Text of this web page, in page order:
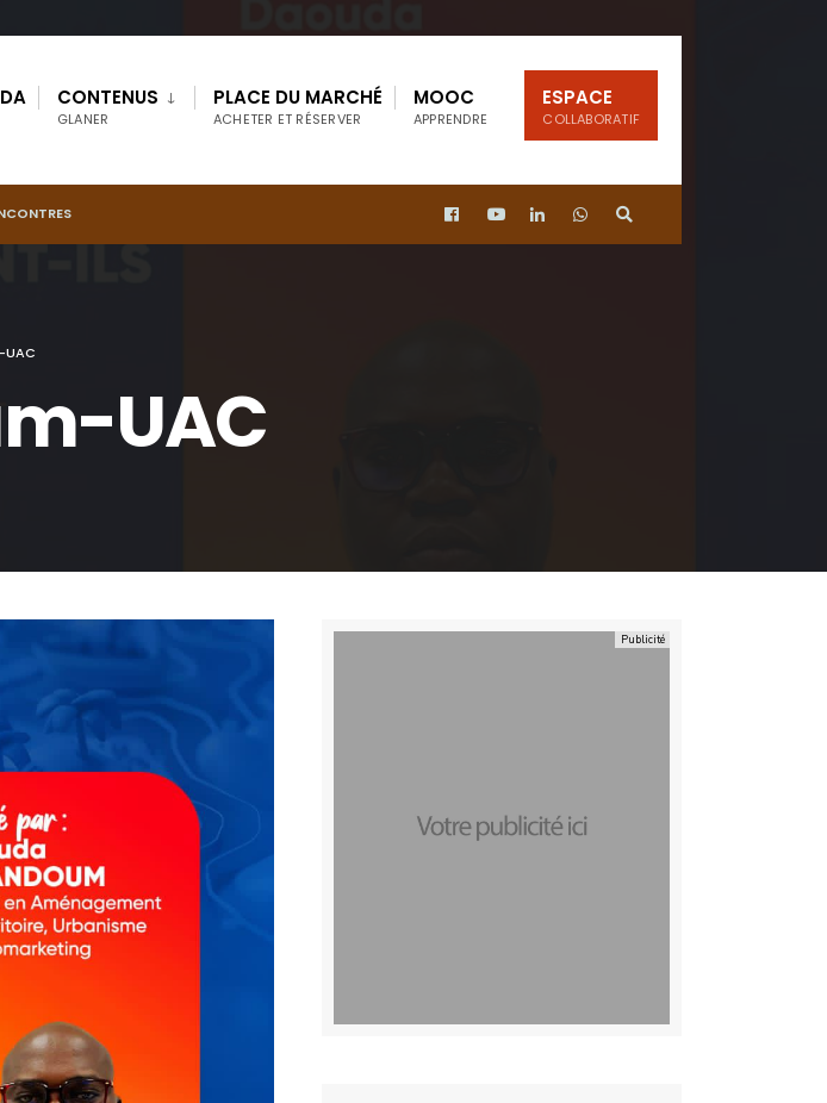
CONTENUS
GLANER
PLACE DU MARCHÉ
ACHETER ET RÉSERVER
ESPACE
COLLABORATIF
MOOC
APPRENDRE
UAC
UAC